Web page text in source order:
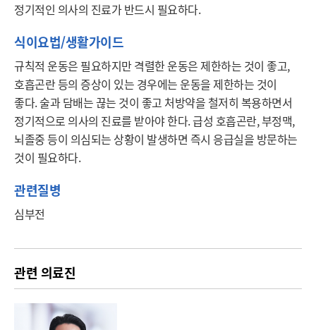
정기적인 의사의 진료가 반드시 필요하다.
식이요법/생활가이드
규칙적 운동은 필요하지만 격렬한 운동은 제한하는 것이 좋고,
호흡곤란 등의 증상이 있는 경우에는 운동을 제한하는 것이
좋다. 술과 담배는 끊는 것이 좋고 처방약을 철저히 복용하면서
정기적으로 의사의 진료를 받아야 한다. 급성 호흡곤란, 부정맥,
뇌졸중 등이 의심되는 상황이 발생하면 즉시 응급실을 방문하는
것이 필요하다.
관련질병
심부전
관련 의료진